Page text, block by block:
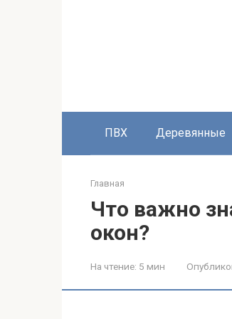
ПВХ Деревянные
Главная
Что важно
окон?
На чтение: 5 мин